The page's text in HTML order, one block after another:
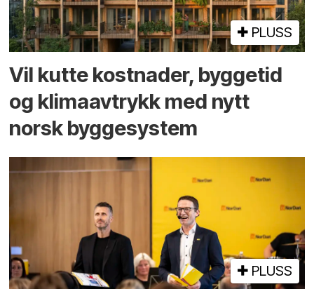
PLUSS
Vil kutte kostnader, byggetid
og klima­avtrykk med nytt
norsk bygge­system
PLUSS